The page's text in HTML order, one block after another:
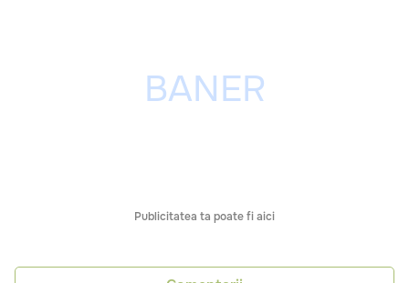
Publicitatea ta poate fi aici